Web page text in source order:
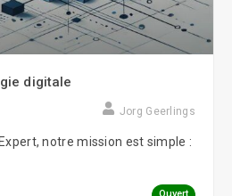
digitale
Jorg Geerlings
notre mission est simple :